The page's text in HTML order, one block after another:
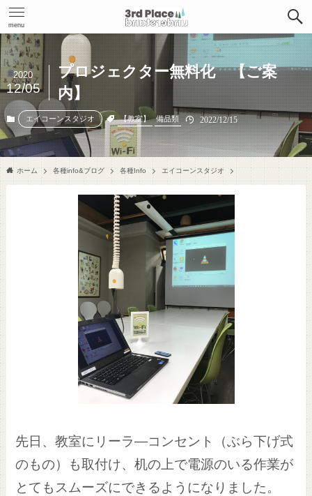
menu
プロジェクター無料化 【ご案
内】
2020
12/05
エイコーンスタジオ 【教室】 備品類 2022/12/15
ホーム 各種info&ブログ 各種Info エイコーンスタジオ
先日、教室にリーラ―コンセント（ぶら下げ式
のもの）も取付け、机の上で電源のいる作業が
とてもスムーズにできるようになりました。